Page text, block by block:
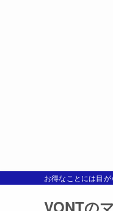
お得なことには目
VONTの